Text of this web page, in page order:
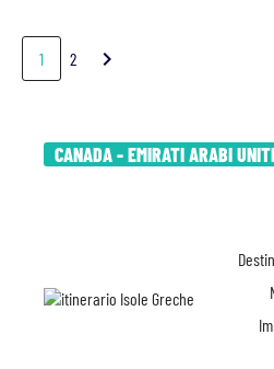
1 2 chevron_right
CANADA - EMIRATI ARABI